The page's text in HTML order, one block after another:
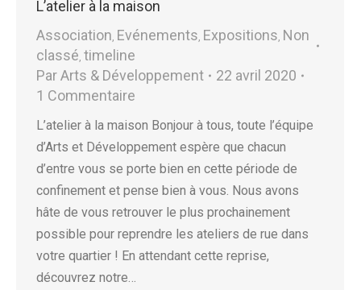
L’atelier à la maison
Association, Evénements, Expositions, Non
classé, timeline
ParArts & Développement
22 avril 2020
1 Commentaire
L’atelier à la maison Bonjour à tous, toute l’équipe
d’Arts et Développement espère que chacun
d’entre vous se porte bien en cette période de
confinement et pense bien à vous. Nous avons
hâte de vous retrouver le plus prochainement
possible pour reprendre les ateliers de rue dans
votre quartier ! En attendant cette reprise,
découvrez notre…